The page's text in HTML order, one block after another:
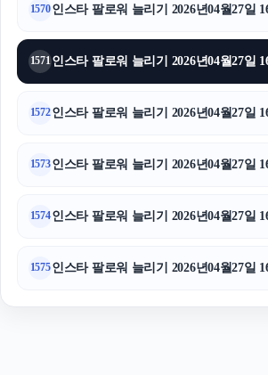
1570인스타 팔로워 늘리기 2026년04월27일
1571인스타 팔로워 늘리기 2026년04월27일
1572인스타 팔로워 늘리기 2026년04월27일
1573인스타 팔로워 늘리기 2026년04월27일
1574인스타 팔로워 늘리기 2026년04월27일
1575인스타 팔로워 늘리기 2026년04월27일